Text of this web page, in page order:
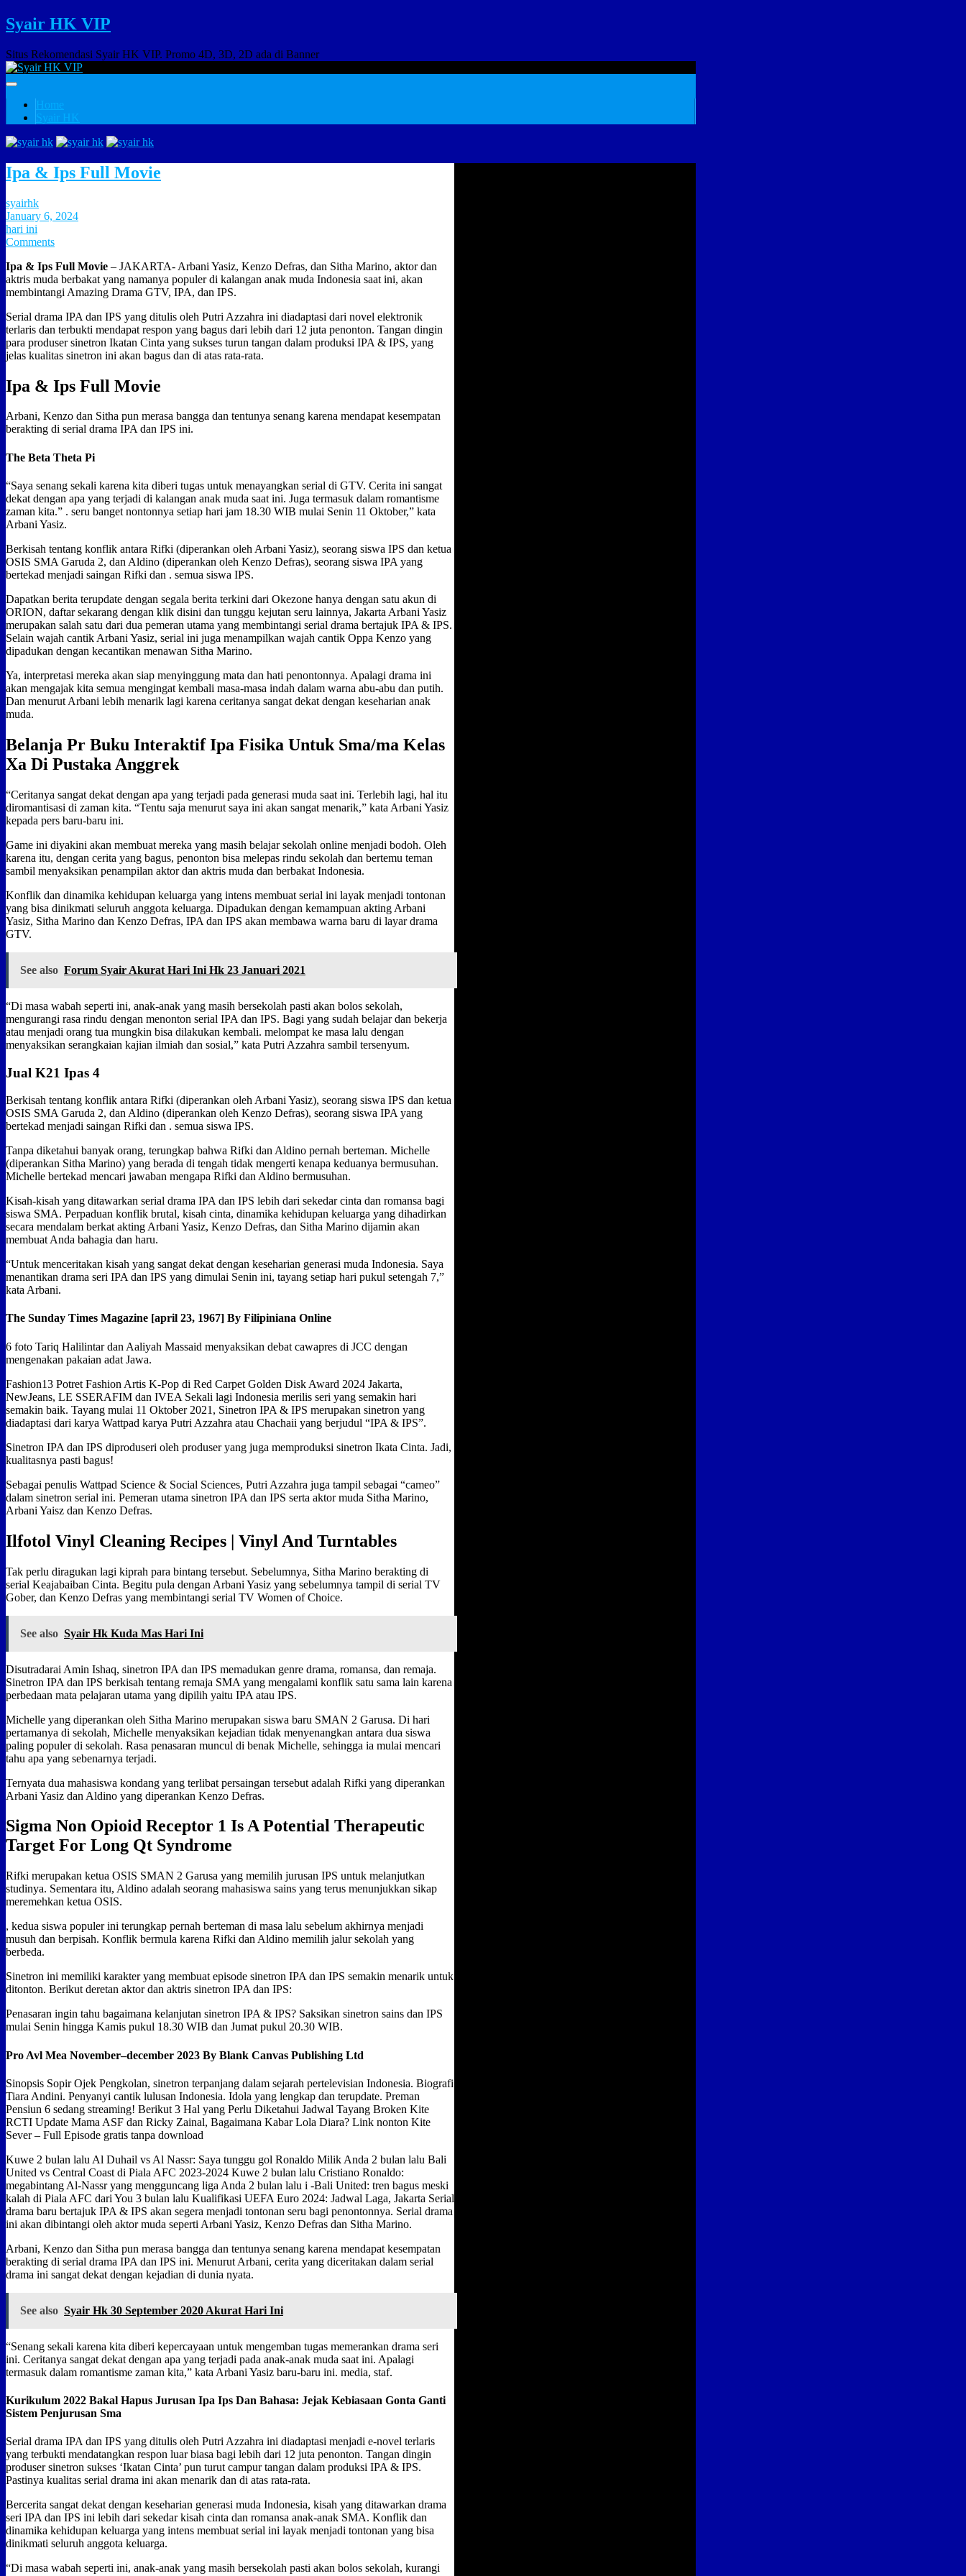
Syair HK VIP
Situs Rekomendasi Syair HK VIP. Promo 4D, 3D, 2D ada di Banner
Home
Syair HK
Ipa & Ips Full Movie
syairhk
January 6, 2024
hari ini
Comments
Ipa & Ips Full Movie – JAKARTA- Arbani Yasiz, Kenzo Defras, dan Sitha Marino, aktor dan
aktris muda berbakat yang namanya populer di kalangan anak muda Indonesia saat ini, akan
membintangi Amazing Drama GTV, IPA, dan IPS.
Serial drama IPA dan IPS yang ditulis oleh Putri Azzahra ini diadaptasi dari novel elektronik
terlaris dan terbukti mendapat respon yang bagus dari lebih dari 12 juta penonton. Tangan dingin
para produser sinetron Ikatan Cinta yang sukses turun tangan dalam produksi IPA & IPS, yang
jelas kualitas sinetron ini akan bagus dan di atas rata-rata.
Ipa & Ips Full Movie
Arbani, Kenzo dan Sitha pun merasa bangga dan tentunya senang karena mendapat kesempatan
berakting di serial drama IPA dan IPS ini.
The Beta Theta Pi
“Saya senang sekali karena kita diberi tugas untuk menayangkan serial di GTV. Cerita ini sangat
dekat dengan apa yang terjadi di kalangan anak muda saat ini. Juga termasuk dalam romantisme
zaman kita.” . seru banget nontonnya setiap hari jam 18.30 WIB mulai Senin 11 Oktober,” kata
Arbani Yasiz.
Berkisah tentang konflik antara Rifki (diperankan oleh Arbani Yasiz), seorang siswa IPS dan ketua
OSIS SMA Garuda 2, dan Aldino (diperankan oleh Kenzo Defras), seorang siswa IPA yang
bertekad menjadi saingan Rifki dan . semua siswa IPS.
Dapatkan berita terupdate dengan segala berita terkini dari Okezone hanya dengan satu akun di
ORION, daftar sekarang dengan klik disini dan tunggu kejutan seru lainnya, Jakarta Arbani Yasiz
merupakan salah satu dari dua pemeran utama yang membintangi serial drama bertajuk IPA & IPS.
Selain wajah cantik Arbani Yasiz, serial ini juga menampilkan wajah cantik Oppa Kenzo yang
dipadukan dengan kecantikan menawan Sitha Marino.
Ya, interpretasi mereka akan siap menyinggung mata dan hati penontonnya. Apalagi drama ini
akan mengajak kita semua mengingat kembali masa-masa indah dalam warna abu-abu dan putih.
Dan menurut Arbani lebih menarik lagi karena ceritanya sangat dekat dengan keseharian anak
muda.
Belanja Pr Buku Interaktif Ipa Fisika Untuk Sma/ma Kelas
Xa Di Pustaka Anggrek
“Ceritanya sangat dekat dengan apa yang terjadi pada generasi muda saat ini. Terlebih lagi, hal itu
diromantisasi di zaman kita. “Tentu saja menurut saya ini akan sangat menarik,” kata Arbani Yasiz
kepada pers baru-baru ini.
Game ini diyakini akan membuat mereka yang masih belajar sekolah online menjadi bodoh. Oleh
karena itu, dengan cerita yang bagus, penonton bisa melepas rindu sekolah dan bertemu teman
sambil menyaksikan penampilan aktor dan aktris muda dan berbakat Indonesia.
Konflik dan dinamika kehidupan keluarga yang intens membuat serial ini layak menjadi tontonan
yang bisa dinikmati seluruh anggota keluarga. Dipadukan dengan kemampuan akting Arbani
Yasiz, Sitha Marino dan Kenzo Defras, IPA dan IPS akan membawa warna baru di layar drama
GTV.
See also Forum Syair Akurat Hari Ini Hk 23 Januari 2021
“Di masa wabah seperti ini, anak-anak yang masih bersekolah pasti akan bolos sekolah,
mengurangi rasa rindu dengan menonton serial IPA dan IPS. Bagi yang sudah belajar dan bekerja
atau menjadi orang tua mungkin bisa dilakukan kembali. melompat ke masa lalu dengan
menyaksikan serangkaian kajian ilmiah dan sosial,” kata Putri Azzahra sambil tersenyum.
Jual K21 Ipas 4
Berkisah tentang konflik antara Rifki (diperankan oleh Arbani Yasiz), seorang siswa IPS dan ketua
OSIS SMA Garuda 2, dan Aldino (diperankan oleh Kenzo Defras), seorang siswa IPA yang
bertekad menjadi saingan Rifki dan . semua siswa IPS.
Tanpa diketahui banyak orang, terungkap bahwa Rifki dan Aldino pernah berteman. Michelle
(diperankan Sitha Marino) yang berada di tengah tidak mengerti kenapa keduanya bermusuhan.
Michelle bertekad mencari jawaban mengapa Rifki dan Aldino bermusuhan.
Kisah-kisah yang ditawarkan serial drama IPA dan IPS lebih dari sekedar cinta dan romansa bagi
siswa SMA. Perpaduan konflik brutal, kisah cinta, dinamika kehidupan keluarga yang dihadirkan
secara mendalam berkat akting Arbani Yasiz, Kenzo Defras, dan Sitha Marino dijamin akan
membuat Anda bahagia dan haru.
“Untuk menceritakan kisah yang sangat dekat dengan keseharian generasi muda Indonesia. Saya
menantikan drama seri IPA dan IPS yang dimulai Senin ini, tayang setiap hari pukul setengah 7,”
kata Arbani.
The Sunday Times Magazine [april 23, 1967] By Filipiniana Online
6 foto Tariq Halilintar dan Aaliyah Massaid menyaksikan debat cawapres di JCC dengan
mengenakan pakaian adat Jawa.
Fashion13 Potret Fashion Artis K-Pop di Red Carpet Golden Disk Award 2024 Jakarta,
NewJeans, LE SSERAFIM dan IVEA Sekali lagi Indonesia merilis seri yang semakin hari
semakin baik. Tayang mulai 11 Oktober 2021, Sinetron IPA & IPS merupakan sinetron yang
diadaptasi dari karya Wattpad karya Putri Azzahra atau Chachaii yang berjudul “IPA & IPS”.
Sinetron IPA dan IPS diproduseri oleh produser yang juga memproduksi sinetron Ikata Cinta. Jadi,
kualitasnya pasti bagus!
Sebagai penulis Wattpad Science & Social Sciences, Putri Azzahra juga tampil sebagai “cameo”
dalam sinetron serial ini. Pemeran utama sinetron IPA dan IPS serta aktor muda Sitha Marino,
Arbani Yaisz dan Kenzo Defras.
Ilfotol Vinyl Cleaning Recipes | Vinyl And Turntables
Tak perlu diragukan lagi kiprah para bintang tersebut. Sebelumnya, Sitha Marino berakting di
serial Keajabaiban Cinta. Begitu pula dengan Arbani Yasiz yang sebelumnya tampil di serial TV
Gober, dan Kenzo Defras yang membintangi serial TV Women of Choice.
See also Syair Hk Kuda Mas Hari Ini
Disutradarai Amin Ishaq, sinetron IPA dan IPS memadukan genre drama, romansa, dan remaja.
Sinetron IPA dan IPS berkisah tentang remaja SMA yang mengalami konflik satu sama lain karena
perbedaan mata pelajaran utama yang dipilih yaitu IPA atau IPS.
Michelle yang diperankan oleh Sitha Marino merupakan siswa baru SMAN 2 Garusa. Di hari
pertamanya di sekolah, Michelle menyaksikan kejadian tidak menyenangkan antara dua siswa
paling populer di sekolah. Rasa penasaran muncul di benak Michelle, sehingga ia mulai mencari
tahu apa yang sebenarnya terjadi.
Ternyata dua mahasiswa kondang yang terlibat persaingan tersebut adalah Rifki yang diperankan
Arbani Yasiz dan Aldino yang diperankan Kenzo Defras.
Sigma Non Opioid Receptor 1 Is A Potential Therapeutic
Target For Long Qt Syndrome
Rifki merupakan ketua OSIS SMAN 2 Garusa yang memilih jurusan IPS untuk melanjutkan
studinya. Sementara itu, Aldino adalah seorang mahasiswa sains yang terus menunjukkan sikap
meremehkan ketua OSIS.
, kedua siswa populer ini terungkap pernah berteman di masa lalu sebelum akhirnya menjadi
musuh dan berpisah. Konflik bermula karena Rifki dan Aldino memilih jalur sekolah yang
berbeda.
Sinetron ini memiliki karakter yang membuat episode sinetron IPA dan IPS semakin menarik untuk
ditonton. Berikut deretan aktor dan aktris sinetron IPA dan IPS:
Penasaran ingin tahu bagaimana kelanjutan sinetron IPA & IPS? Saksikan sinetron sains dan IPS
mulai Senin hingga Kamis pukul 18.30 WIB dan Jumat pukul 20.30 WIB.
Pro Avl Mea November–december 2023 By Blank Canvas Publishing Ltd
Sinopsis Sopir Ojek Pengkolan, sinetron terpanjang dalam sejarah pertelevisian Indonesia. Biografi
Tiara Andini. Penyanyi cantik lulusan Indonesia. Idola yang lengkap dan terupdate. Preman
Pensiun 6 sedang streaming! Berikut 3 Hal yang Perlu Diketahui Jadwal Tayang Broken Kite
RCTI Update Mama ASF dan Ricky Zainal, Bagaimana Kabar Lola Diara? Link nonton Kite
Sever – Full Episode gratis tanpa download
Kuwe 2 bulan lalu Al Duhail vs Al Nassr: Saya tunggu gol Ronaldo Milik Anda 2 bulan lalu Bali
United vs Central Coast di Piala AFC 2023-2024 Kuwe 2 bulan lalu Cristiano Ronaldo:
megabintang Al-Nassr yang mengguncang liga Anda 2 bulan lalu i -Bali United: tren bagus meski
kalah di Piala AFC dari You 3 bulan lalu Kualifikasi UEFA Euro 2024: Jadwal Laga, Jakarta Serial
drama baru bertajuk IPA & IPS akan segera menjadi tontonan seru bagi penontonnya. Serial drama
ini akan dibintangi oleh aktor muda seperti Arbani Yasiz, Kenzo Defras dan Sitha Marino.
Arbani, Kenzo dan Sitha pun merasa bangga dan tentunya senang karena mendapat kesempatan
berakting di serial drama IPA dan IPS ini. Menurut Arbani, cerita yang diceritakan dalam serial
drama ini sangat dekat dengan kejadian di dunia nyata.
See also Syair Hk 30 September 2020 Akurat Hari Ini
“Senang sekali karena kita diberi kepercayaan untuk mengemban tugas memerankan drama seri
ini. Ceritanya sangat dekat dengan apa yang terjadi pada anak-anak muda saat ini. Apalagi
termasuk dalam romantisme zaman kita,” kata Arbani Yasiz baru-baru ini. media, staf.
Kurikulum 2022 Bakal Hapus Jurusan Ipa Ips Dan Bahasa: Jejak Kebiasaan Gonta Ganti
Sistem Penjurusan Sma
Serial drama IPA dan IPS yang ditulis oleh Putri Azzahra ini diadaptasi menjadi e-novel terlaris
yang terbukti mendatangkan respon luar biasa bagi lebih dari 12 juta penonton. Tangan dingin
produser sinetron sukses ‘Ikatan Cinta’ pun turut campur tangan dalam produksi IPA & IPS.
Pastinya kualitas serial drama ini akan menarik dan di atas rata-rata.
Bercerita sangat dekat dengan keseharian generasi muda Indonesia, kisah yang ditawarkan drama
seri IPA dan IPS ini lebih dari sekedar kisah cinta dan romansa anak-anak SMA. Konflik dan
dinamika kehidupan keluarga yang intens membuat serial ini layak menjadi tontonan yang bisa
dinikmati seluruh anggota keluarga.
“Di masa wabah seperti ini, anak-anak yang masih bersekolah pasti akan bolos sekolah, kurangi